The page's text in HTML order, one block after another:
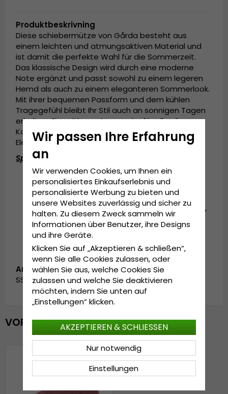
Produktbeskrivning
Diese schiebermütze von Gårda besteht aus
einem leichten und atmungsaktiven Material und
ist damit die perfekte Wahl für die Sommerzeit.
Das klassische Design wird durch eine moderne
Note ergänzt und passt sowohl zu einem legeren
Hemd als auch zu einem eleganteren Sommerlook.
Mit ihrer bequemen Passform und dem kühlen
Tragegefühl bleibt Ihr Stil auch an sonnigen Tagen
erhalten. Ein zeitloses Accessoire für alle, die
Komfort, Qualität und einen Hauch britischer
Eleganz schätzen.
Spezifikationen:
Hergestellt in Italien
5 cm Schirm
Materialzusammensetzung: 65 % Baumwolle,
20 % Leinen, 15 % Polyester
Artikelnummer:
SS_211/118.rosso-55
VOR KURZEM ANGESEHEN
Wir passen Ihre Erfahrung
an
Wir verwenden Cookies, um Ihnen ein
personalisiertes Einkaufserlebnis und
personalisierte Werbung zu bieten und
unsere Websites zuverlässig und sicher zu
halten. Zu diesem Zweck sammeln wir
Informationen über Benutzer, ihre Designs
und ihre Geräte.
Klicken Sie auf „Akzeptieren & schließen“,
wenn Sie alle Cookies zulassen, oder
wählen Sie aus, welche Cookies Sie
zulassen und welche Sie deaktivieren
möchten, indem Sie unten auf
„Einstellungen“ klicken.
Einstellungen
Nur notwendig
AKZEPTIEREN & SCHLIESSEN